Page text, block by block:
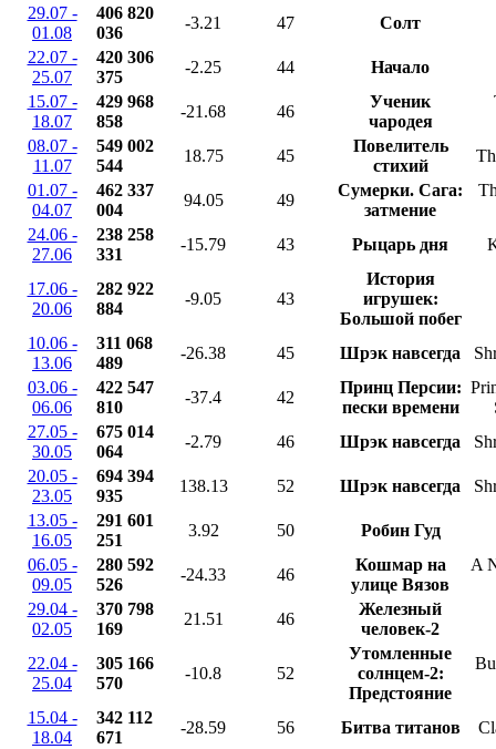
29.07 -
01.08
406 820
036
-3.21 47
Солт
22.07 -
25.07
420 306
375
-2.25 44
Начало
15.07 -
18.07
429 968
858
-21.68 46
Ученик
чародея
08.07 -
11.07
549 002
544
18.75 45
Повелитель
стихий
01.07 -
04.07
462 337
004
94.05 49
Сумерки. Сага:
затмение
24.06 -
27.06
238 258
331
-15.79 43 Рыцарь дня
17.06 -
20.06
282 922
884
-9.05 43
История
игрушек:
Большой побег
10.06 -
13.06
311 068
489
-26.38 45 Шрэк навсегда
03.06 -
06.06
422 547
810
-37.4 42
Принц Персии:
пески времени
27.05 -
30.05
675 014
064
-2.79 46 Шрэк навсегда
20.05 -
23.05
694 394
935
138.13 52 Шрэк навсегда
13.05 -
16.05
291 601
251
3.92 50
Робин Гуд
06.05 -
09.05
280 592
526
-24.33 46
Кошмар на
улице Вязов
A
29.04 -
02.05
370 798
169
21.51 46
Железный
человек-2
22.04 -
25.04
305 166
570
-10.8 52
Утомленные
солнцем-2:
Предстояние
15.04 -
18.04
342 112
671
-28.59 56 Битва титанов